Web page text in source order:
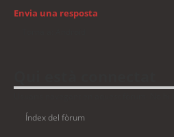
Envia una resposta
Índex del fòrum